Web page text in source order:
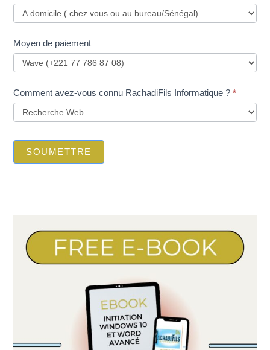
Moyen de paiement
Comment avez-vous connu RachadiFils Informatique ?*
SOUMETTRE